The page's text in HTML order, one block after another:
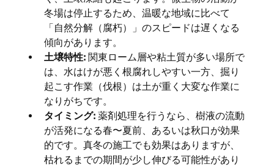
冬場は停止するため、温暖な地域に比べて
「自然分解（腐朽）」のスピードは遅くなる
傾向があります。
土壌特性: 関東ローム層や粘土質が多い場所で
は、水はけが悪く根腐れしやすい一方、掘り
起こす作業（伐根）は土が重く大変な作業に
なりがちです。
タイミング: 薬剤処理を行うなら、樹液の流動
が活発になる春〜夏前、あるいは秋口が効果
的です。真冬の施工でも効果はありますが、
枯れるまでの期間が少し伸びる可能性があり